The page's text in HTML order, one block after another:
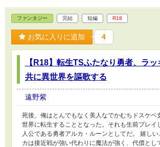
ファンタジー 完結 短編 R18
お気に入りに追加 4
【R18】転生TSふたなり勇者、ラ
共に異世界を謳歌する
遠野紫
死後、俺はとんでもなく美人なでかむちドスケベ
世界に転生することとなった。それも生前プレイ
人公である勇者アルカ・ルーンとしてだ。 嬉し
カは接近戦が強い代わりに魔法が強く、代償とし